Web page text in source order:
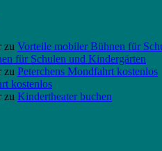
zu Vorteile mobiler Bühnen für
für Schulen und Kindergärten
zu Peterchens Mondfahrt kostenlos
kostenlos
zu Kindertheater buchen